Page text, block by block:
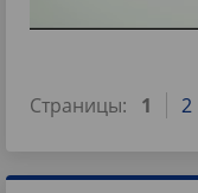
Страницы: 1 2